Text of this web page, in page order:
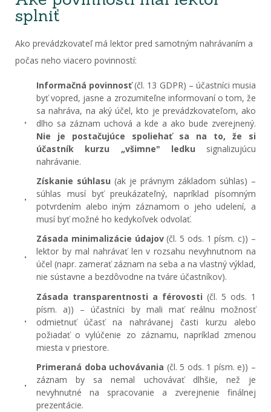
splniť
Ako prevádzkovateľ má lektor pred samotným nahrávaním a
počas neho viacero povinností:
Informačná povinnosť(čl. 13 GDPR) – účastníci musia
byť vopred, jasne a zrozumiteľne informovaní o tom, že
sa nahráva, na aký účel, kto je prevádzkovateľom, ako
dlho sa záznam uchová a kde a ako bude zverejnený.
Nie je postačujúce spoliehať sa na to, že si
účastník kurzu „všimne" ledku signalizujúcu
nahrávanie.
Získanie súhlasu (ak je právnym základom súhlas) –
súhlas musí byť preukázateľný, napríklad písomným
potvrdením alebo iným záznamom o jeho udelení, a
musí byť možné ho kedykoľvek odvolať.
Zásada minimalizácie údajov(čl. 5 ods. 1 písm. c)) –
lektor by mal nahrávať len v rozsahu nevyhnutnom na
účel (napr. zamerať záznam na seba a na vlastný výklad,
nie sústavne a bezdôvodne na tváre účastníkov).
Zásada transparentnosti a férovosti (čl. 5 ods. 1
písm. a)) – účastníci by mali mať reálnu možnosť
odmietnuť účasť na nahrávanej časti kurzu alebo
požiadať o vylúčenie zo záznamu, napríklad zmenou
miesta v priestore.
Primeraná doba uchovávania (čl. 5 ods. 1 písm. e)) –
záznam by sa nemal uchovávať dlhšie, než je
nevyhnutné na spracovanie a zverejnenie finálnej
prezentácie.